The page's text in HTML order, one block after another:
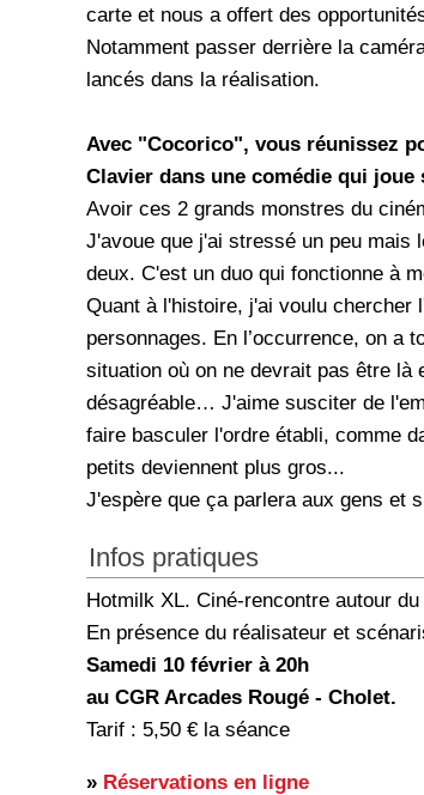
carte et nous a offert des
Notamment passer derrière la
lancés dans la réalisation.
Avec "Cocorico", vous réunissez
Clavier dans une comédie qui
Avoir ces 2 grands monstres du
J'avoue que j'ai stressé un peu mais
deux. C'est un duo qui fonctionne à
Quant à l'histoire, j'ai voulu chercher
personnages. En l’occurrence, on a
situation où on ne devrait pas être là
désagréable… J'aime susciter de
faire basculer l'ordre établi, comme
petits deviennent plus gros...
J'espère que ça parlera aux gens et
Infos pratiques
Hotmilk XL. Ciné-rencontre autour
En présence du réalisateur et
Samedi 10 février à 20h
au CGR Arcades Rougé - Cholet.
Tarif : 5,50 € la séance
» Réservations en ligne